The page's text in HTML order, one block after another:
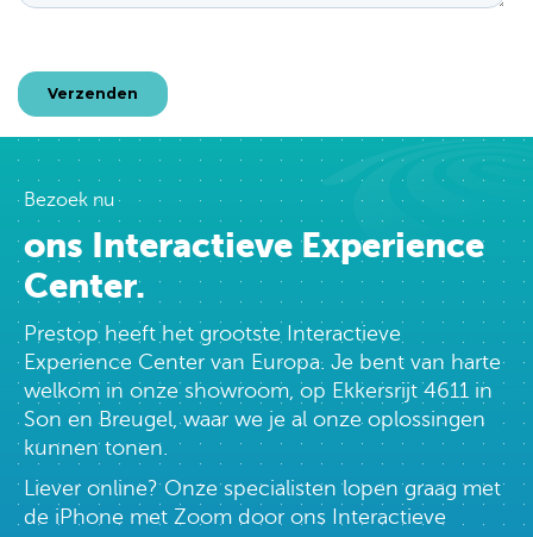
Bezoek nu
ons Interactieve Experience
Center.
Prestop heeft het grootste Interactieve
Experience Center van Europa. Je bent van harte
welkom in onze showroom, op Ekkersrijt 4611 in
Son en Breugel, waar we je al onze oplossingen
kunnen tonen.
Liever online? Onze specialisten lopen graag met
de iPhone met Zoom door ons Interactieve